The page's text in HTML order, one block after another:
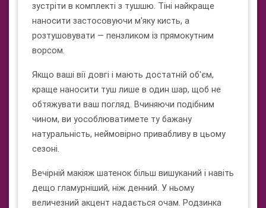
зустріти в комплекті з тушшю. Тіні найкраще
наносити застосовуючи м'яку кисть, а
розтушовувати — пензликом із прямокутним
ворсом.
Якщо ваші вії довгі і мають достатній об'єм,
краще наносити туш лише в один шар, щоб не
обтяжувати ваш погляд. Вчиняючи подібним
чином, ви уособлюватимете ту бажану
натуральність, неймовірно привабливу в цьому
сезоні.
Вечірній макіяж шатенок більш вишуканий і навіть
дещо гламурніший, ніж денний. У ньому
величезний акцент надається очам. Родзинка